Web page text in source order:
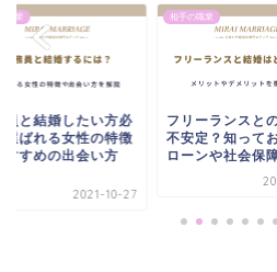
たい方必
性の特徴
会い方
相手の職業
フリーランスとの結婚は
不安定？知っておきたい
ローンや社会保障